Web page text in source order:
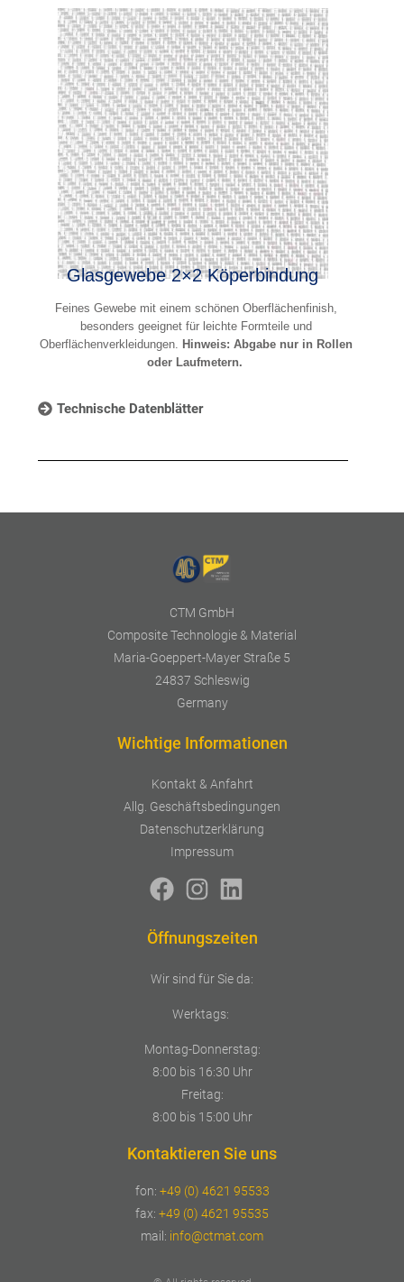
Glasgewebe 2×2 Köperbindung
Feines Gewebe mit einem schönen Oberflächenfinish,
besonders geeignet für leichte Formteile und
Oberflächenverkleidungen.
Hinweis: Abgabe nur in Rollen
oder Laufmetern.
Technische Datenblätter
CTM GmbH
Composite Technologie & Material
Maria-Goeppert-Mayer Straße 5
24837 Schleswig
Germany
Wichtige Informationen
Kontakt & Anfahrt
Allg. Geschäftsbedingungen
Datenschutzerklärung
Impressum
Öffnungszeiten
Wir sind für Sie da:
Werktags:
Montag-Donnerstag:
8:00 bis 16:30 Uhr
Freitag:
8:00 bis 15:00 Uhr
Kontaktieren Sie uns
fon: +49 (0) 4621 95533
fax: +49 (0) 4621 95535
mail: info@ctmat.com